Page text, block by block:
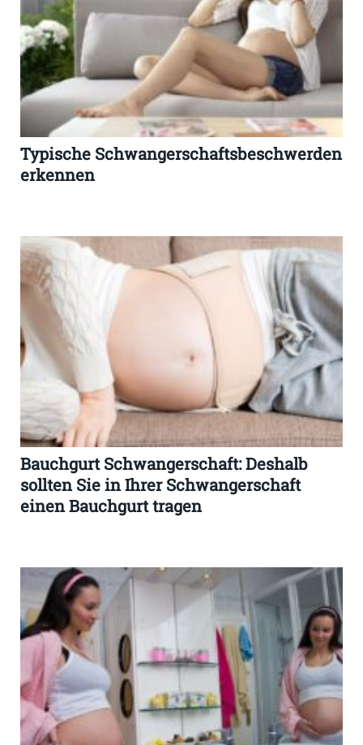
Typische Schwangerschaftsbeschwerden
erkennen
Bauchgurt Schwangerschaft: Deshalb
sollten Sie in Ihrer Schwangerschaft
einen Bauchgurt tragen